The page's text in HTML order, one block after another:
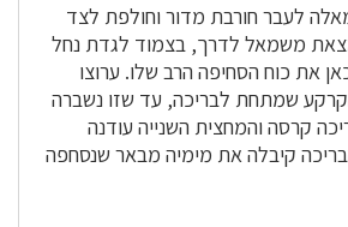
לעבר חורבת מדור וחולפת לצד
משמאל לדרך, בצמוד לגדת נחל
את כוח הסחיפה הרב שלו. ערוצו
שמתחת לבריכה, עד שזו נשברה
קרסה והמחצית השנייה עודנה
קיבלה את מימיה מבאר שנסחפה